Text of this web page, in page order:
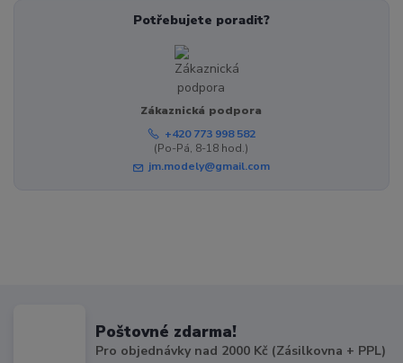
Potřebujete poradit?
Zákaznická podpora
+420 773 998 582
(Po-Pá, 8-18 hod.)
jm.modely@gmail.com
Poštovné zdarma!
Pro objednávky nad 2000 Kč (Zásilkovna + PPL)